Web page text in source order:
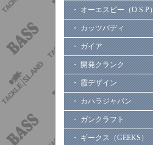
・ オーエスピー（O.S.P）
・ カッツバディ
・ ガイア
・ 開発クランク
・ 霞デザイン
・ カハラジャパン
・ ガンクラフト
・ ギークス（GEEKS）